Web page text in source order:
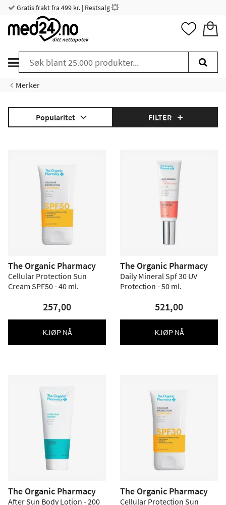
Gratis frakt fra 499 kr. | Restsalg 💥
Merker
Popularitet FILTER
The Organic Pharmacy
Cellular Protection Sun
Cream SPF50 - 40 ml.
257,00
KJØP NÅ
The Organic Pharmacy
Daily Mineral Spf 30 UV
Protection - 50 ml.
521,00
KJØP NÅ
The Organic Pharmacy
After Sun Body Lotion - 200
The Organic Pharmacy
Cellular Protection Sun